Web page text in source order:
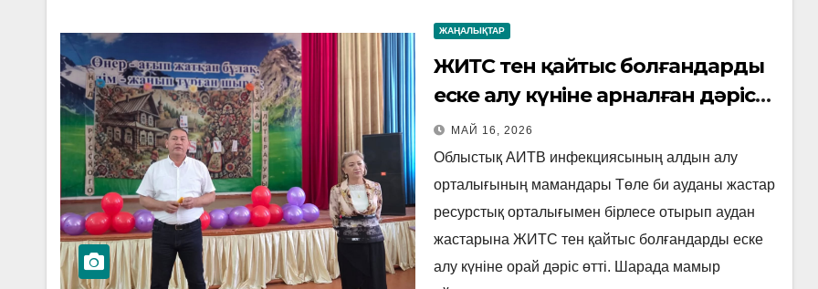
ЖАҢАЛЫҚТАР
ЖИТС тен қайтыс болғандарды
еске алу күніне арналған дәріс
өттіМАЙ 16, 2026
Облыстық АИТВ инфекциясының алдын алу
орталығының мамандары Төле би ауданы жастар
ресурстық орталығымен бірлесе отырып аудан
жастарына ЖИТС тен қайтыс болғандарды еске
алу күніне орай дәріс өтті. Шарада мамыр